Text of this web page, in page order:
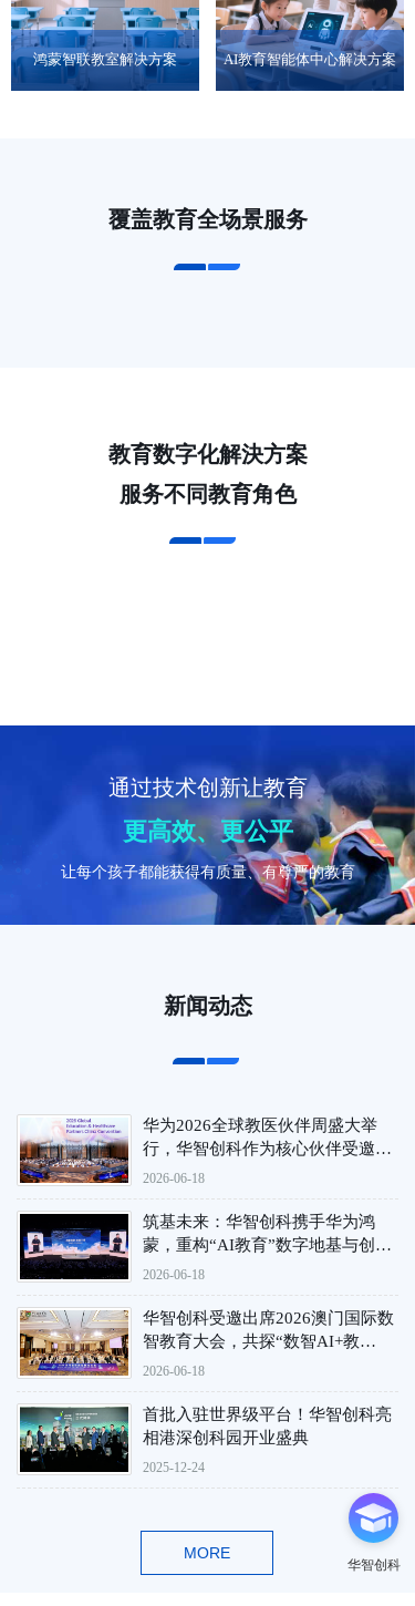
鸿蒙智联教室解决方案 AI教育智能体中心解决方案
覆盖教育全场景服务
教育数字化解決方案
服务不同教育角色
通过技术创新让教育
更高效、更公平
让每个孩子都能获得有质量、有尊严的教育
新闻动态
MORE
华为2026全球教医伙伴周盛大举
行，华智创科作为核心伙伴受邀出
席。
2026-06-18
筑基未来：华智创科携手华为鸿
蒙，重构“AI教育”数字地基与创新
生态
2026-06-18
华智创科受邀出席2026澳门国际数
智教育大会，共探“数智AI+教
育”深度实践新路径
2026-06-18
首批入驻世界级平台！华智创科亮
相港深创科园开业盛典
2025-12-24